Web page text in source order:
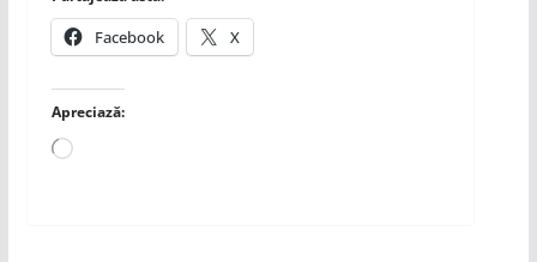
Facebook X
Apreciază:
Încarc...